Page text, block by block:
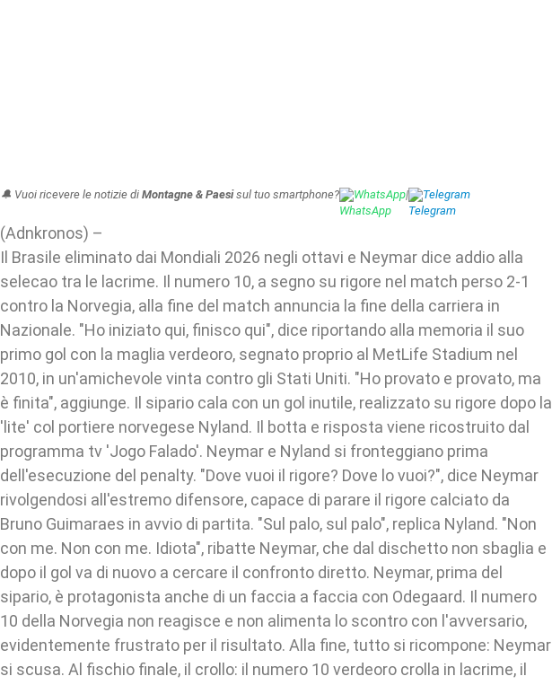
🔔 Vuoi ricevere le notizie di Montagne & Paesisul tuo smartphone? WhatsApp| Telegram
(Adnkronos) –
Il Brasile eliminato dai Mondiali 2026 negli ottavi e Neymar dice addio alla
selecao tra le lacrime. Il numero 10, a segno su rigore nel match perso 2-1
contro la Norvegia, alla fine del match annuncia la fine della carriera in
Nazionale. "Ho iniziato qui, finisco qui", dice riportando alla memoria il suo
primo gol con la maglia verdeoro, segnato proprio al MetLife Stadium nel
2010, in un'amichevole vinta contro gli Stati Uniti. "Ho provato e provato, ma
è finita", aggiunge. Il sipario cala con un gol inutile, realizzato su rigore dopo la
'lite' col portiere norvegese Nyland. Il botta e risposta viene ricostruito dal
programma tv 'Jogo Falado'. Neymar e Nyland si fronteggiano prima
dell'esecuzione del penalty. "Dove vuoi il rigore? Dove lo vuoi?", dice Neymar
rivolgendosi all'estremo difensore, capace di parare il rigore calciato da
Bruno Guimaraes in avvio di partita. "Sul palo, sul palo", replica Nyland. "Non
con me. Non con me. Idiota", ribatte Neymar, che dal dischetto non sbaglia e
dopo il gol va di nuovo a cercare il confronto diretto. Neymar, prima del
sipario, è protagonista anche di un faccia a faccia con Odegaard. Il numero
10 della Norvegia non reagisce e non alimenta lo scontro con l'avversario,
evidentemente frustrato per il risultato. Alla fine, tutto si ricompone: Neymar
si scusa. Al fischio finale, il crollo: il numero 10 verdeoro crolla in lacrime, il